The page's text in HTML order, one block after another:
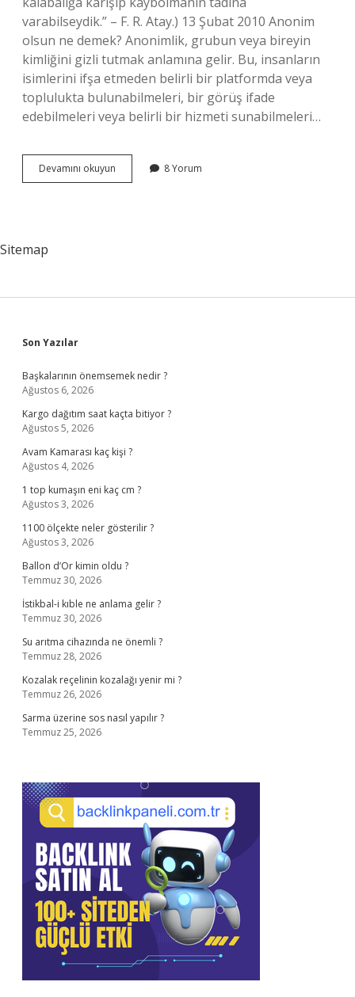
varabilseydik.” – F. R. Atay.) 13 Şubat 2010 Anonim
olsun ne demek? Anonimlik, grubun veya bireyin
kimliğini gizli tutmak anlamına gelir. Bu, insanların
isimlerini ifşa etmeden belirli bir platformda veya
toplulukta bulunabilmeleri, bir görüş ifade
edebilmeleri veya belirli bir hizmeti sunabilmeleri…
Devamını okuyun
Oldu
8 Yorum
Sitemap
Sidebar
Son Yazılar
Başkalarının önemsemek nedir ?
Ağustos 6, 2026
Kargo dağıtım saat kaçta bitiyor ?
Ağustos 5, 2026
Avam Kamarası kaç kişi ?
Ağustos 4, 2026
1 top kumaşın eni kaç cm ?
Ağustos 3, 2026
1100 ölçekte neler gösterilir ?
Ağustos 3, 2026
Ballon d’Or kimin oldu ?
Temmuz 30, 2026
İstikbal-i kıble ne anlama gelir ?
Temmuz 30, 2026
Su arıtma cihazında ne önemli ?
Temmuz 28, 2026
Kozalak reçelinin kozalağı yenir mi ?
Temmuz 26, 2026
Sarma üzerine sos nasıl yapılır ?
Temmuz 25, 2026